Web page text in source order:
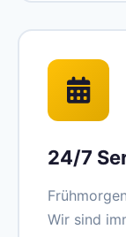
24/7
Wir sind